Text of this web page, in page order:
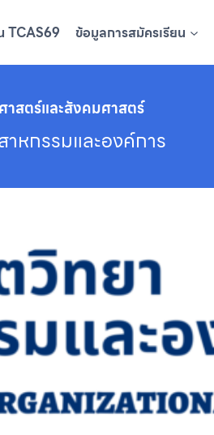
TCAS69 ข้อมูลการสมัครเรียน
สตร์และสังคมศาสตร์
หกรรมและองค์การ